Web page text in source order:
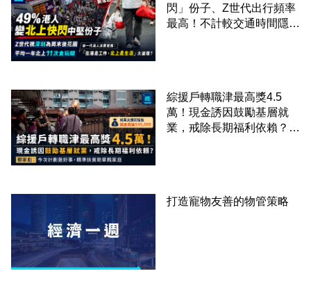
閃」份子、Z世代出行頻率
最高！不計較交通時間隱形
綜援戶轉職津最高獎4.5
萬！現金誘因鼓勵基層就
業，戒除長期福利依賴？鄧
打造寵物友善的物管策略